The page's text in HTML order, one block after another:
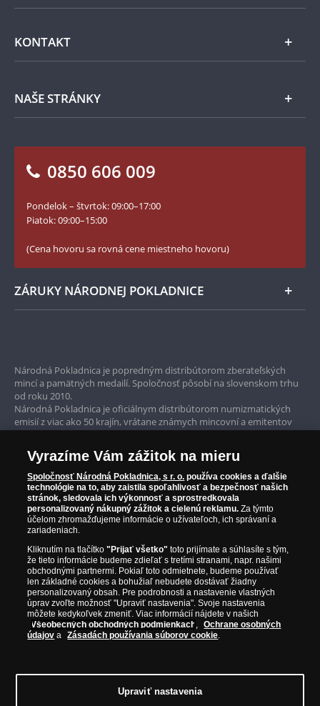
100. výročie vzniku Česko-Slovenska
Všeobecné obchodné podmienky
Ochrana osobných údajov
Numizmatické novinky
KONTAKT
Napíšte nám
NAŠE STRÁNKY
Blog Pokladnica mincí
Facebook Národnej Pokladnice
YouTube Národnej Pokladnice
0850 606 009
Pondelok – štvrtok: 09:00–17:00
Piatok: 09:00–15:00
(Cena hovoru sa rovná cene miestneho hovoru)
ZÁRUKY NÁRODNEJ POKLADNICE
Garancia najvyššej kvality
Iba originálne produkty
Národná Pokladnica je popredným distribútorom zberateľských
mincí a pamätných medailí. Spoločnosť pôsobí na slovenskom trhu
od roku 2010.
Národná Pokladnica je oficiálnym distribútorom numizmatických
emisií z viac ako 50 krajín, vrátane známych mincovní a emitentov
Parížska mincovňa, Nórska mincovňa, Fínska mincovňa alebo
Austrálska mincovňa Perth. Spoločnosť svojim zákazníkom a
zberateľom garantuje, že všetky produkty sú v originálnej a v
prvotriednej kvalite, čo je doložené aj priloženým Certifikátom
autentickosti.
© Copyright 2026 - Národná Pokladnica, s. r. o.; Námestie Mateja Korvína 1,
www.narodnapokladnica.sk; IČO: 45 480 206, DIČ: SK2023004302
Vyrazíme Vám zážitok na mieru
Spoločnosť Národná Pokladnica, s r. o. používa cookies a ďalšie
technológie na to, aby zaistila spoľahlivosť a bezpečnosť našich
stránok, sledovala ich výkonnosť a sprostredkovala
personalizovaný nákupný zážitok a cielenú reklamu. Za týmto
účelom zhromažďujeme informácie o užívateľoch, ich správaní a
zariadeniach.
Kliknutím na tlačítko"Prijať všetko" toto prijímate a súhlasíte s tým,
že tieto informácie budeme zdieľať s tretími stranami, napr. našimi
obchodnými partnermi. Pokiaľ toto odmietnete, budeme používať
len základné cookies a bohužiaľ nebudete dostávať žiadny
personalizovaný obsah. Pre podrobnosti a nastavenie vlastných
úprav zvoľte možnosť "Upraviť nastavenia". Svoje nastavenia
môžete kedykoľvek zmeniť. Viac informácií nájdete v našich
Všeobecných obchodných podmienkach ,
Ochrane osobných
údajov a Zásadách používania súborov cookie.
Upraviť nastavenia